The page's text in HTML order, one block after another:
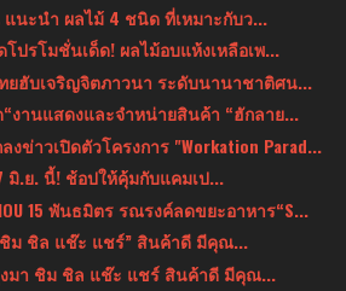
แนะนำ ผลไม้ 4 ชนิด ที่เหมาะกับว...
โปรโมชั่นเด็ด! ผลไม้อบแห้งเหลือเพ...
ยฮับเจริญจิตภาวนา ระดับนานาชาติศน...
งานแสดงและจำหน่ายสินค้า “ฮักลาย...
งข่าวเปิดตัวโครงการ "Workation Parad...
มิ.ย. นี้! ช้อปให้คุ้มกับแคมเป...
15 พันธมิตร รณรงค์ลดขยะอาหาร“S...
ชิม ชิล แช๊ะ แชร์” สินค้าดี มีคุณ...
มา ชิม ชิล แช๊ะ แชร์ สินค้าดี มีคุณ...